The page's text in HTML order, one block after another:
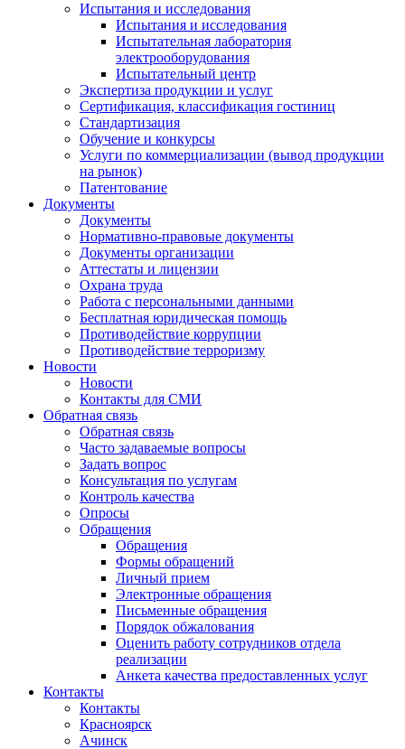
Испытания и исследования
Испытания и исследования
Испытательная лаборатория
электрооборудования
Испытательный центр
Экспертиза продукции и услуг
Сертификация, классификация гостиниц
Стандартизация
Обучение и конкурсы
Услуги по коммерциализации (вывод продукции
на рынок)
Патентование
Документы
Документы
Нормативно-правовые документы
Документы организации
Аттестаты и лицензии
Охрана труда
Работа с персональными данными
Бесплатная юридическая помощь
Противодействие коррупции
Противодействие терроризму
Новости
Новости
Контакты для СМИ
Обратная связь
Обратная связь
Часто задаваемые вопросы
Задать вопрос
Консультация по услугам
Контроль качества
Опросы
Обращения
Обращения
Формы обращений
Личный прием
Электронные обращения
Письменные обращения
Порядок обжалования
Оценить работу сотрудников отдела
реализации
Анкета качества предоставленных услуг
Контакты
Контакты
Красноярск
Ачинск